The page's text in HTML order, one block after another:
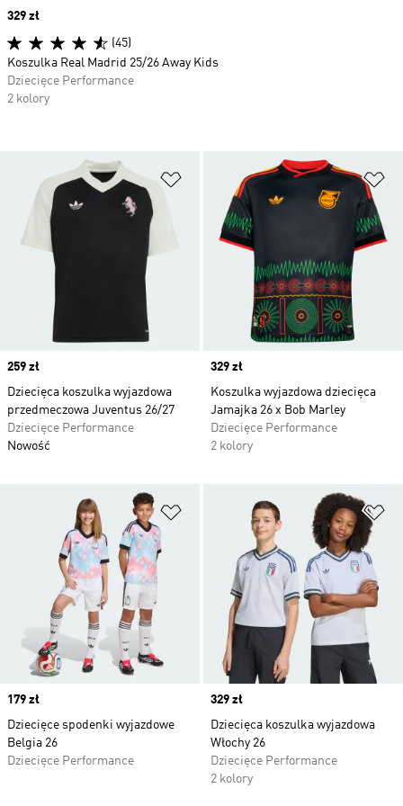
Dodaj do listy życzeń
Price
259 zł
Dziecięca koszulka wyjazdowa
przedmeczowa Juventus 26/27
Dziecięce Performance
Nowość
Price
329 zł
Koszulka wyjazdowa dziecięca
Jamajka 26 x Bob Marley
Dziecięce Performance
2 kolory
Dodaj do listy życzeń
Price
179 zł
Dziecięce spodenki wyjazdowe
Belgia 26
Dziecięce Performance
Price
329 zł
Dziecięca koszulka wyjazdowa
Włochy 26
Dziecięce Performance
2 kolory
Price
329 zł
(45)
Koszulka Real Madrid 25/26 Away Kids
Dziecięce Performance
2 kolory